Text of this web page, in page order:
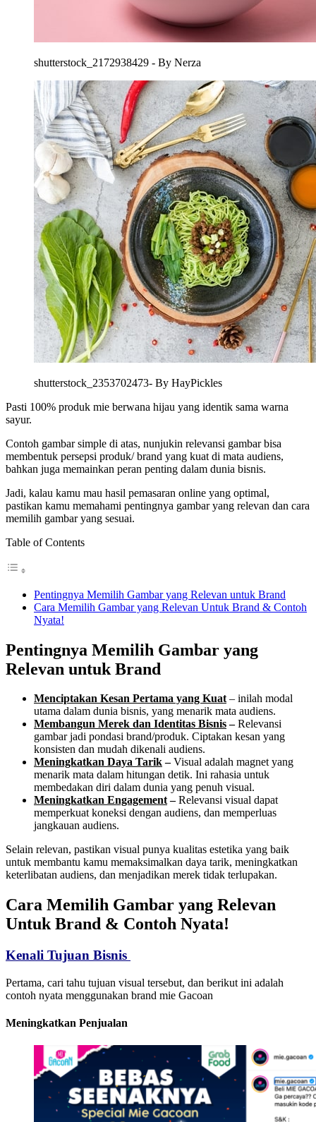
shutterstock_2172938429 - By Nerza
shutterstock_2353702473- By HayPickles
Pasti 100% produk mie berwana hijau yang identik sama warna
sayur.
Contoh gambar simple di atas, nunjukin relevansi gambar bisa
membentuk persepsi produk/ brand yang kuat di mata audiens,
bahkan juga memainkan peran penting dalam dunia bisnis.
Jadi, kalau kamu mau hasil pemasaran online yang optimal,
pastikan kamu memahami pentingnya gambar yang relevan dan cara
memilih gambar yang sesuai.
Table of Contents
Pentingnya Memilih Gambar yang Relevan untuk Brand
Cara Memilih Gambar yang Relevan Untuk Brand & Contoh
Nyata!
Pentingnya Memilih Gambar yang
Relevan untuk Brand
Menciptakan Kesan Pertama yang Kuat– inilah modal
utama dalam dunia bisnis, yang menarik mata audiens.
Membangun Merek dan Identitas Bisnis–Relevansi
gambar jadi pondasi brand/produk. Ciptakan kesan yang
konsisten dan mudah dikenali audiens.
Meningkatkan Daya Tarik–Visual adalah magnet yang
menarik mata dalam hitungan detik. Ini rahasia untuk
membedakan diri dalam dunia yang penuh visual.
Meningkatkan Engagement–Relevansi visual dapat
memperkuat koneksi dengan audiens, dan memperluas
jangkauan audiens.
Selain relevan, pastikan visual punya kualitas estetika yang baik
untuk membantu kamu memaksimalkan daya tarik, meningkatkan
keterlibatan audiens, dan menjadikan merek tidak terlupakan.
Cara Memilih Gambar yang Relevan
Untuk Brand & Contoh Nyata!
Kenali Tujuan Bisnis
Pertama, cari tahu tujuan visual tersebut, dan berikut ini adalah
contoh nyata menggunakan brand mie Gacoan
Meningkatkan Penjualan